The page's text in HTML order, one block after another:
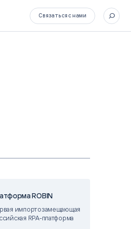
Связаться с нами
ROBIN
импортозамещающая
RPA-платформа